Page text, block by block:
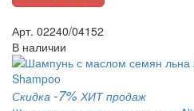
Арт. 02240/04152
В наличии
Скидка -7% ХИТ продаж